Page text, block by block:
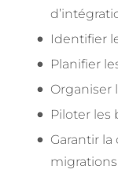
Identifier
Planifier
Organiser
Piloter les
Garantir
migrations